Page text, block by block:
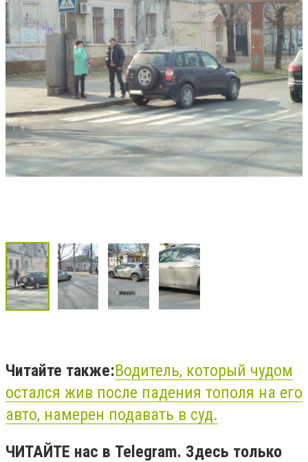
Читайте также:Водитель, который чудом
остался жив после падения тополя на его
авто, намерен подавать в суд.
ЧИТАЙТЕ нас в Telegram. Здесь только